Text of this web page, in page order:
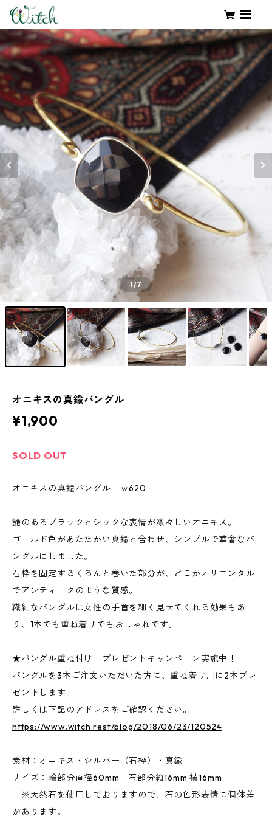
1/7
オニキスの真鍮バングル
¥1,900
SOLD OUT
オニキスの真鍮バングル ｗ620
艶のあるブラックとシックな表情が凛々しいオニキス。
ゴールド色があたたかい真鍮と合わせ、シンプルで華奢なバ
ングルにしました。
石枠を固定するくるんと巻いた部分が、どこかオリエンタル
でアンティークのような質感。
繊細なバングルは女性の手首を細く見せてくれる効果もあ
り、1本でも重ね着けでもおしゃれです。
★バングル重ね付け プレゼントキャンペーン実施中！
バングルを3本ご注文いただいた方に、重ね着け用に2本プレ
ゼントします。
詳しくは下記のアドレスをご確認ください。
https://www.witch.rest/blog/2018/06/23/120524
素材：オニキス・シルバー（石枠）・真鍮
サイズ：輪部分直径60mm 石部分縦16mm 横16mm
※天然石を使用しておりますので、石の色形表情に個体差
があります。